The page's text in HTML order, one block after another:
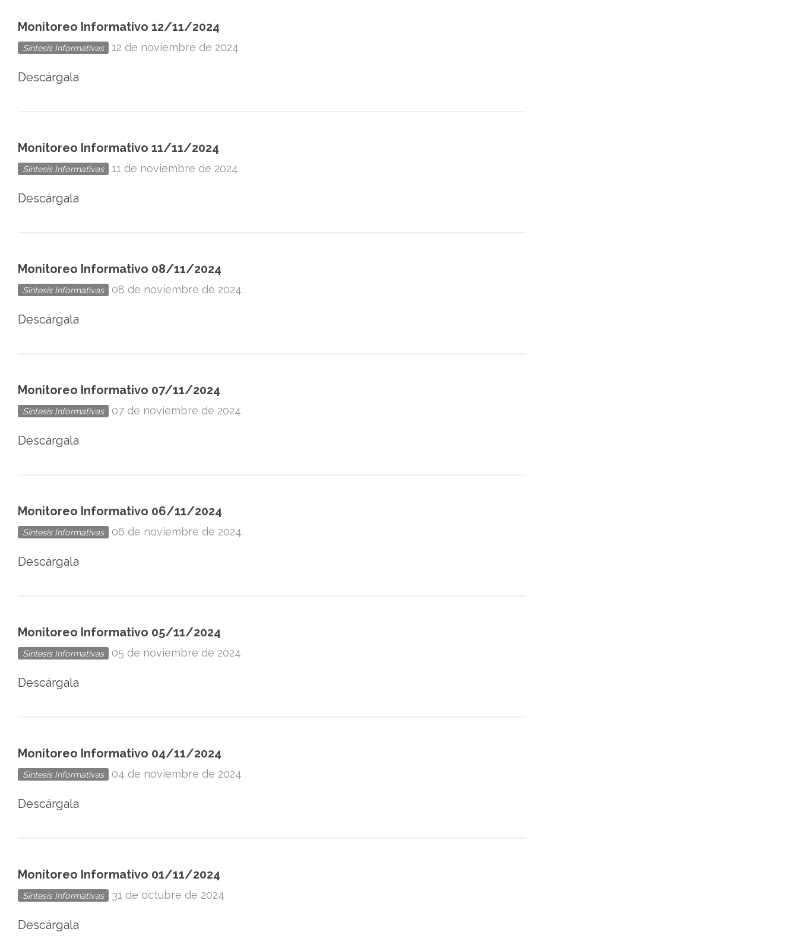
Monitoreo Informativo 12/11/2024
Síntesis Informativas 12 de noviembre de 2024
Descárgala
Monitoreo Informativo 11/11/2024
Síntesis Informativas 11 de noviembre de 2024
Descárgala
Monitoreo Informativo 08/11/2024
Síntesis Informativas 08 de noviembre de 2024
Descárgala
Monitoreo Informativo 07/11/2024
Síntesis Informativas 07 de noviembre de 2024
Descárgala
Monitoreo Informativo 06/11/2024
Síntesis Informativas 06 de noviembre de 2024
Descárgala
Monitoreo Informativo 05/11/2024
Síntesis Informativas 05 de noviembre de 2024
Descárgala
Monitoreo Informativo 04/11/2024
Síntesis Informativas 04 de noviembre de 2024
Descárgala
Monitoreo Informativo 01/11/2024
Síntesis Informativas 31 de octubre de 2024
Descárgala